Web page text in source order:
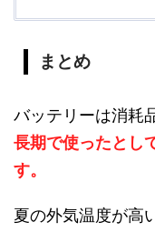
まとめ
バッテリーは消耗
長期で使ったとし
す。
夏の外気温度が高